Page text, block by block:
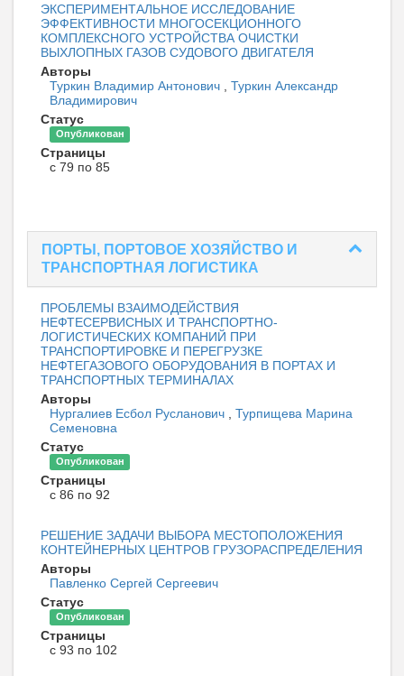
ЭКСПЕРИМЕНТАЛЬНОЕ ИССЛЕДОВАНИЕ
ЭФФЕКТИВНОСТИ МНОГОСЕКЦИОННОГО
КОМПЛЕКСНОГО УСТРОЙСТВА ОЧИСТКИ
ВЫХЛОПНЫХ ГАЗОВ СУДОВОГО ДВИГАТЕЛЯ
Авторы
Туркин Владимир Антонович
Туркин Александр
Владимирович
Статус
Опубликован
Страницы
с 79 по 85
ПОРТЫ, ПОРТОВОЕ ХОЗЯЙСТВО И
ТРАНСПОРТНАЯ ЛОГИСТИКА
ПРОБЛЕМЫ ВЗАИМОДЕЙСТВИЯ
НЕФТЕСЕРВИСНЫХ И ТРАНСПОРТНО-
ЛОГИСТИЧЕСКИХ КОМПАНИЙ ПРИ
ТРАНСПОРТИРОВКЕ И ПЕРЕГРУЗКЕ
НЕФТЕГАЗОВОГО ОБОРУДОВАНИЯ В ПОРТАХ И
ТРАНСПОРТНЫХ ТЕРМИНАЛАХ
Авторы
Нургалиев Есбол Русланович
Турпищева Марина
Семеновна
Статус
Опубликован
Страницы
с 86 по 92
РЕШЕНИЕ ЗАДАЧИ ВЫБОРА МЕСТОПОЛОЖЕНИЯ
КОНТЕЙНЕРНЫХ ЦЕНТРОВ ГРУЗОРАСПРЕДЕЛЕНИЯ
Авторы
Павленко Сергей Сергеевич
Статус
Опубликован
Страницы
с 93 по 102